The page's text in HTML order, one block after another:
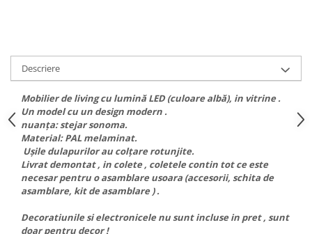
Descriere
Mobilier de living cu lumină LED (culoare albă), in vitrine .
Un model cu un design modern .
nuanţa: stejar sonoma.
Material: PAL melaminat.
Uşile dulapurilor au colţare rotunjite.
Livrat demontat , in colete , coletele contin tot ce este
necesar pentru o asamblare usoara (accesorii, schita de
asamblare, kit de asamblare ) .
Decoratiunile si electronicele nu sunt incluse in pret , sunt
doar pentru decor !